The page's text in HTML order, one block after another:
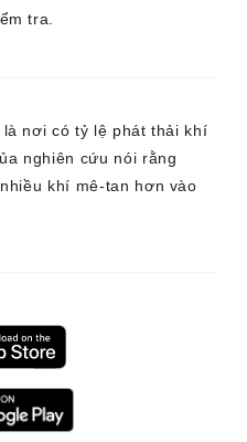
tra.
nơi có tỷ lệ phát thải khí
nghiên cứu nói rằng
khí mê-tan hơn vào